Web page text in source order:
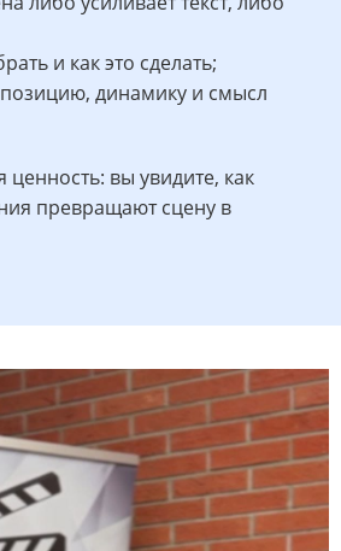
и как это сделать;
динамику и смысл
вы увидите, как
превращают сцену в